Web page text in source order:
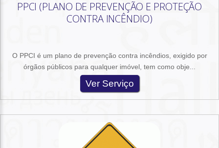
PPCI (PLANO DE PREVENÇÃO E PROTEÇÃO
CONTRA INCÊNDIO)
O PPCI é um plano de prevenção contra incêndios, exigido por
órgãos públicos para qualquer imóvel, tem como obje...
Ver Serviço